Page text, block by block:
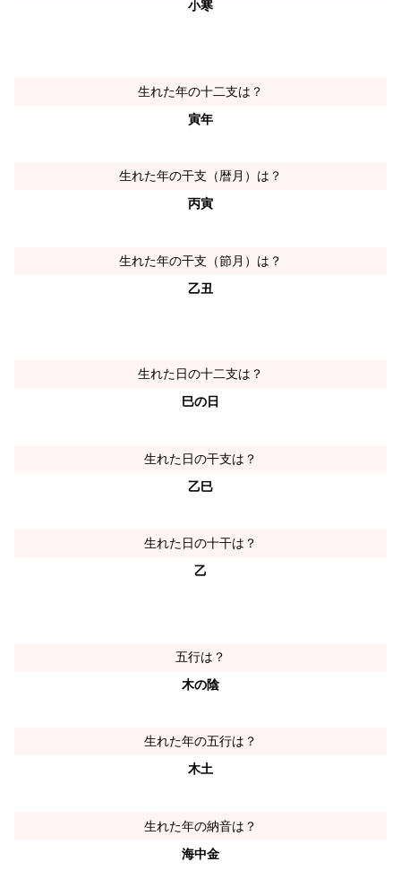
小寒
生れた年の十二支は？
寅年
生れた年の干支（暦月）は？
丙寅
生れた年の干支（節月）は？
乙丑
生れた日の十二支は？
巳の日
生れた日の干支は？
乙巳
生れた日の十干は？
乙
五行は？
木の陰
生れた年の五行は？
木土
生れた年の納音は？
海中金